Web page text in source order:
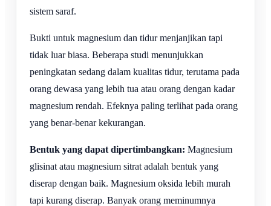
sistem saraf.
Bukti untuk magnesium dan tidur menjanjikan tapi
tidak luar biasa. Beberapa studi menunjukkan
peningkatan sedang dalam kualitas tidur, terutama pada
orang dewasa yang lebih tua atau orang dengan kadar
magnesium rendah. Efeknya paling terlihat pada orang
yang benar-benar kekurangan.
Bentuk yang dapat dipertimbangkan: Magnesium
glisinat atau magnesium sitrat adalah bentuk yang
diserap dengan baik. Magnesium oksida lebih murah
tapi kurang diserap. Banyak orang meminumnya